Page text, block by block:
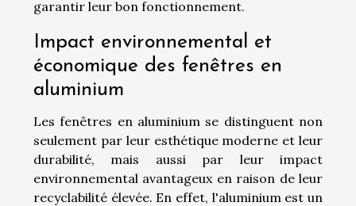
garantir leur bon fonctionnement.
Impact environnemental et
économique des fenêtres en
aluminium
Les fenêtres en aluminium se distinguent non
seulement par leur esthétique moderne et leur
durabilité, mais aussi par leur impact
environnemental avantageux en raison de leur
recyclabilité élevée. En effet, l'aluminium est un